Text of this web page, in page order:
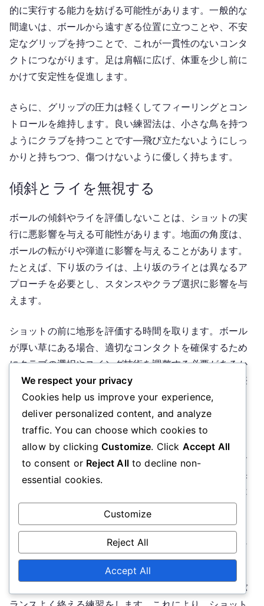
的に実行する能力を妨げる可能性があります。一般的な
間違いは、ボールから遠すぎる位置に立つことや、不安
定なグリップを持つことで、これが一貫性のないコンタ
クトにつながります。足は肩幅に広げ、体重を少し前に
かけて安定性を促進します。
さらに、グリップの圧力は軽くしてフィーリングとコン
トロールを維持します。良い練習法は、小さな鳥を持つ
ようにクラブを持つことです—飛び立たないようにしっ
かりと持ちつつ、傷つけないように優しく持ちます。
傾斜とライを無視する
ボールの傾斜やライを評価しないことは、ショットの実
行に悪影響を与える可能性があります。地面の角度は、
ボールの転がりや弾道に影響を与えることがあります。
たとえば、下り坂のライは、上り坂のライとは異なるア
プローチを必要とし、スタンスやクラブ選択に影響を与
えます。
ショットの前に地形を評価する時間を取ります。ボール
が厚い草にある場合、適切なコンタクトを確保するため
にクラブの選択やスイング技術を調整する必要があるか
もしれません。さまざまなライで練習することで、実際
のプレー中に適応力を高めることができます。
フォロースルーの欠如
チップショットにおける一般的な見落としは、フォロー
スルーを無視することであり、これが一貫性のない結果
をもたらす可能性があります。適切なフォロースルーは
バランスを維持し、インパクト時にクラブフェースがス
クエアのままになることを保証します。これがなけれ
ば、ショットは精度や距離のコントロールを欠くことに
なります。
フォロースルーを改善するためには、スイングを高くバ
We respect your privacy
Cookies help us improve your experience,
deliver personalized content, and analyze
traffic. You can choose which cookies to
allow by clicking Customize. Click Accept All
to consent or Reject Allto decline non-
essential cookies.
Customize
Reject All
Accept All